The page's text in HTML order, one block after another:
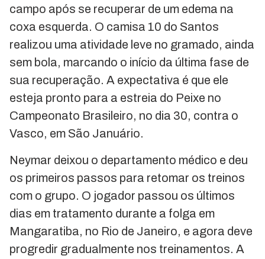
campo após se recuperar de um edema na
coxa esquerda. O camisa 10 do Santos
realizou uma atividade leve no gramado, ainda
sem bola, marcando o início da última fase de
sua recuperação. A expectativa é que ele
esteja pronto para a estreia do Peixe no
Campeonato Brasileiro, no dia 30, contra o
Vasco, em São Januário.
Neymar deixou o departamento médico e deu
os primeiros passos para retomar os treinos
com o grupo. O jogador passou os últimos
dias em tratamento durante a folga em
Mangaratiba, no Rio de Janeiro, e agora deve
progredir gradualmente nos treinamentos. A